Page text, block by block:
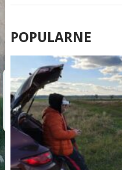
POSTS
NAVIGATION
POPULARNE